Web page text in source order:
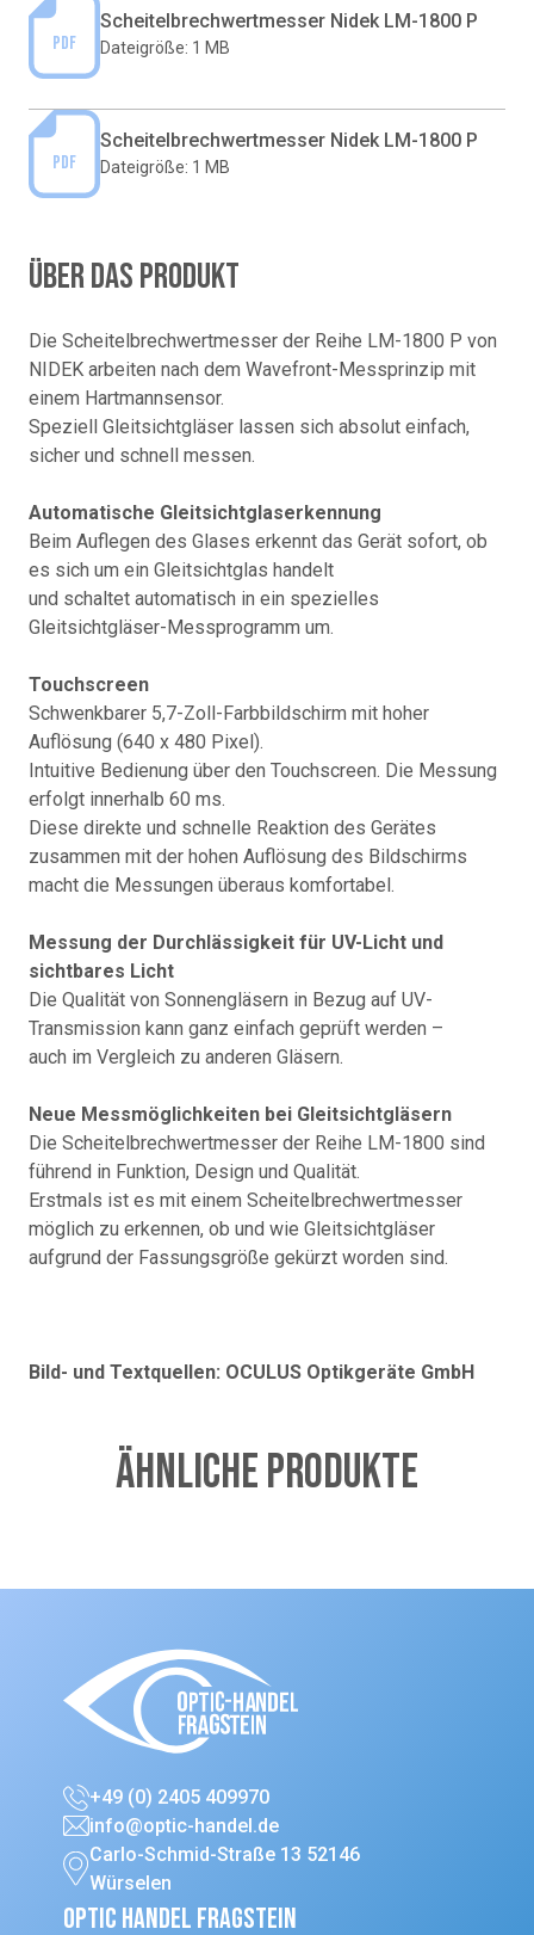
PDF
Scheitelbrechwertmesser Nidek LM-1800 P
Dateigröße: 1 MB
PDF
Scheitelbrechwertmesser Nidek LM-1800 P
Dateigröße: 1 MB
Über das Produkt
Die Scheitelbrechwertmesser der Reihe LM-1800 P von
NIDEK arbeiten nach dem Wavefront-Messprinzip mit
einem Hartmannsensor.
Speziell Gleitsichtgläser lassen sich absolut einfach,
sicher und schnell messen.
Automatische Gleitsichtglaserkennung
Beim Auflegen des Glases erkennt das Gerät sofort, ob
es sich um ein Gleitsichtglas handelt
und schaltet automatisch in ein spezielles
Gleitsichtgläser-Messprogramm um.
Touchscreen
Schwenkbarer 5,7-Zoll-Farbbildschirm mit hoher
Auflösung (640 x 480 Pixel).
Intuitive Bedienung über den Touchscreen. Die Messung
erfolgt innerhalb 60 ms.
Diese direkte und schnelle Reaktion des Gerätes
zusammen mit der hohen Auflösung des Bildschirms
macht die Messungen überaus komfortabel.
Messung der Durchlässigkeit für UV-Licht und
sichtbares Licht
Die Qualität von Sonnengläsern in Bezug auf UV-
Transmission kann ganz einfach geprüft werden –
auch im Vergleich zu anderen Gläsern.
Neue Messmöglichkeiten bei Gleitsichtgläsern
Die Scheitelbrechwertmesser der Reihe LM-1800 sind
führend in Funktion, Design und Qualität.
Erstmals ist es mit einem Scheitelbrechwertmesser
möglich zu erkennen, ob und wie Gleitsichtgläser
aufgrund der Fassungsgröße gekürzt worden sind.
Bild- und Textquellen: OCULUS Optikgeräte GmbH
Ähnliche Produkte
+49 (0) 2405 409970
info@optic-handel.de
Carlo-Schmid-Straße 13 52146
Würselen
Optic Handel Fragstein